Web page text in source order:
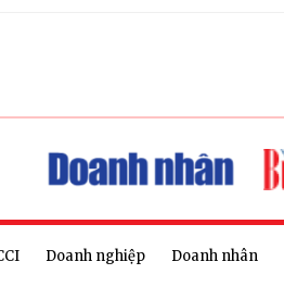
Doanh nghiệp Doanh nhân